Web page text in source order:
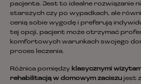
pacjenta. Jest to idealne rozwiązanie
starszych czy po wypadkach, ale
cenią sobie wygodę i preferują
tej opcji, pacjent może otrzymać
komfortowych warunkach swojego
proces leczenia.
Różnica pomiędzy klasycznymi
rehabilitacją w domowym zaciszu jest